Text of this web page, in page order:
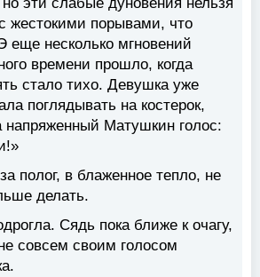
жестокими порывами, что
еще несколько мгновений
времени прошло, когда
стало тихо. Девушка уже
поглядывать на костерок,
напряженный Матушкин голос:
полог, в блаженное тепло, не
делать.
Сядь пока ближе к очагу,
совсем своим голосом